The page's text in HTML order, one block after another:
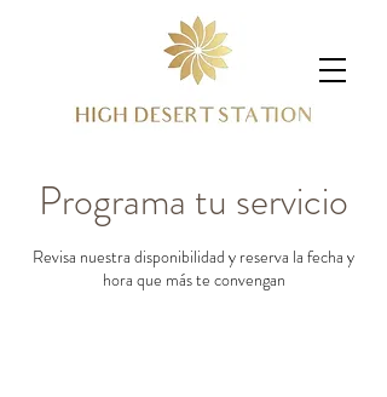
Programa tu servicio
Revisa nuestra disponibilidad y reserva la fecha y
hora que más te convengan